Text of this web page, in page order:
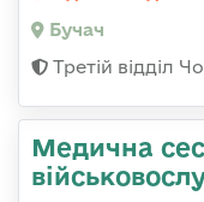
Бучач
Третій відділ
Медична